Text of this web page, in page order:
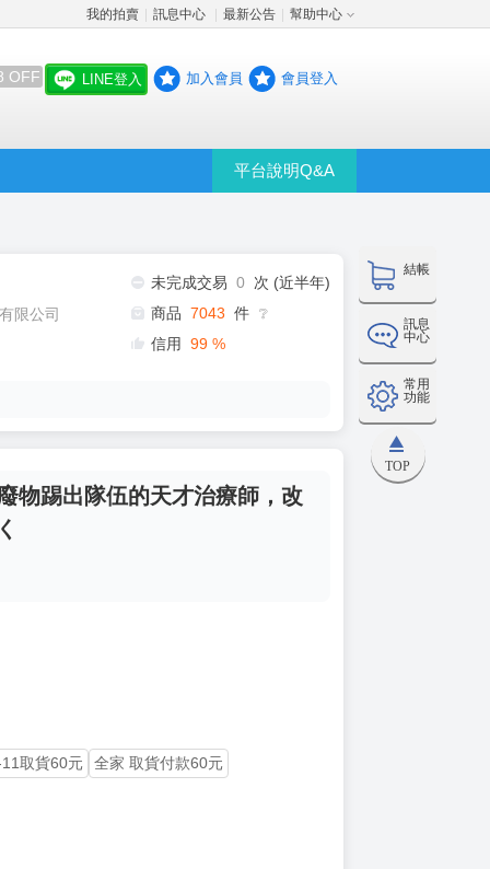
我的拍賣 訊息中心 最新公告 幫助中心
OFF LINE登入 加入會員 會員登入
平台說明Q&A
結帳
訊息
中心
常用
功能
TOP
限公司
未完成交易 0
次 (近半年)
商品 7043 件 ❔
信用 99 %
物踢出隊伍的天才治療師，改
取貨60元
全家 取貨付款60元